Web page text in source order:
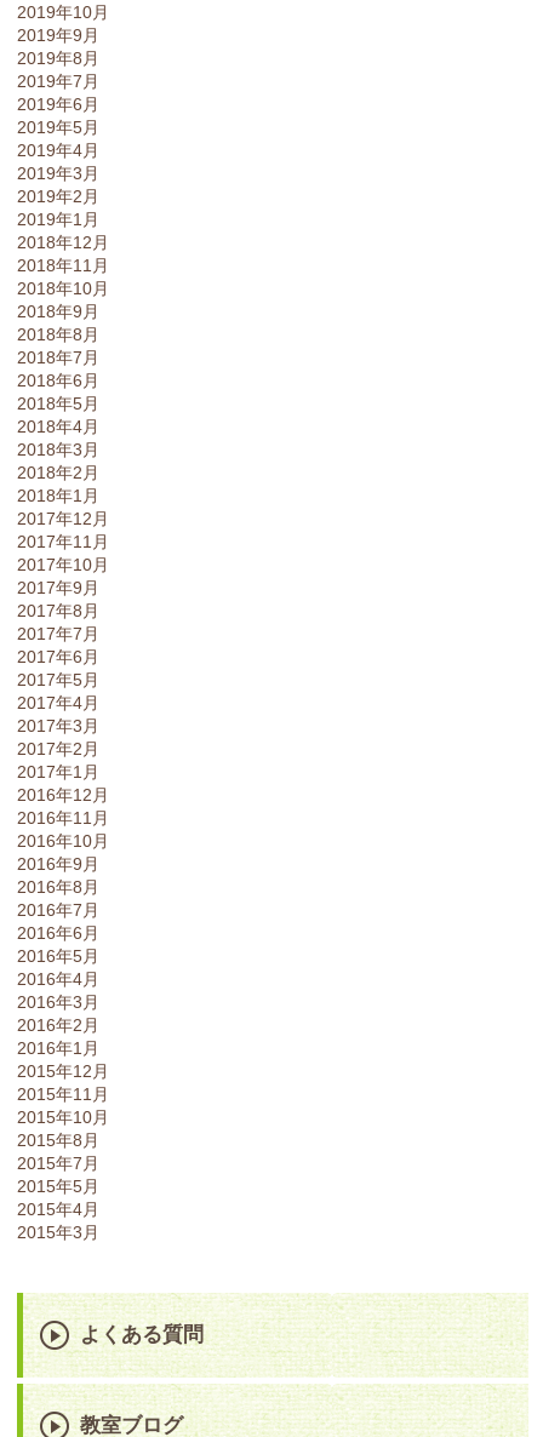
2019年10月
2019年9月
2019年8月
2019年7月
2019年6月
2019年5月
2019年4月
2019年3月
2019年2月
2019年1月
2018年12月
2018年11月
2018年10月
2018年9月
2018年8月
2018年7月
2018年6月
2018年5月
2018年4月
2018年3月
2018年2月
2018年1月
2017年12月
2017年11月
2017年10月
2017年9月
2017年8月
2017年7月
2017年6月
2017年5月
2017年4月
2017年3月
2017年2月
2017年1月
2016年12月
2016年11月
2016年10月
2016年9月
2016年8月
2016年7月
2016年6月
2016年5月
2016年4月
2016年3月
2016年2月
2016年1月
2015年12月
2015年11月
2015年10月
2015年8月
2015年7月
2015年5月
2015年4月
2015年3月
よくある質問
教室ブログ